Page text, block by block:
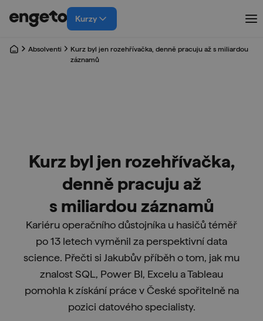
Kurzy
Absolventi
Kurz byl jen rozehřívačka, denně pracuju až s miliardou
záznamů
Kurz byl jen rozehřívačka,
denně pracuju až
s miliardou záznamů
Kariéru operačního důstojníka u hasičů téměř
po 13 letech vyměnil za perspektivní data
science. Přečti si Jakubův příběh o tom, jak mu
znalost SQL, Power BI, Excelu a Tableau
pomohla k získání práce v České spořitelně na
pozici datového specialisty.